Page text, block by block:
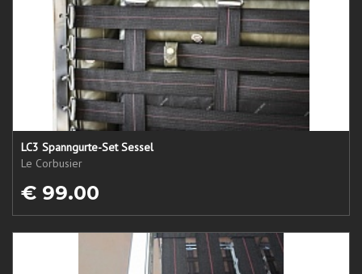
LC3 Spanngurte-Set Sessel
Le Corbusier
€ 99.00